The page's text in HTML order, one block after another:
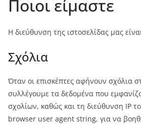
Ποιοι είμαστε
Η διεύθυνση της ιστοσελίδας μας
Σχόλια
Όταν οι επισκέπτες αφήνουν σχόλια
συλλέγουμε τα δεδομένα που
σχολίων, καθώς και τη διεύθυνση IP
browser user agent string, για να